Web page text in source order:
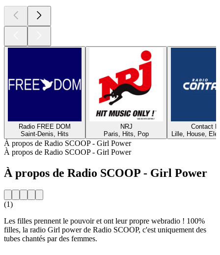
Radio FREE DOM
Saint-Denis, Hits
NRJ
Paris, Hits, Pop
Contact
Lille, House,
À propos de Radio SCOOP - Girl Power
À propos de Radio SCOOP - Girl Power
À propos de Radio SCOOP - Girl Power
(1)
Les filles prennent le pouvoir et ont leur propre webradio ! 100%
filles, la radio Girl power de Radio SCOOP, c'est uniquement des
tubes chantés par des femmes.